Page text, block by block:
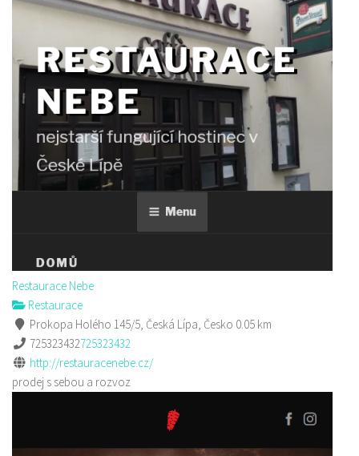
Restaurace Nebe
Restaurace
Prokopa Holého 145/5, Česká Lípa, Česko 0.05 km
725323432725323432
http://restauracenebe.cz/
prodej s sebou a rozvoz